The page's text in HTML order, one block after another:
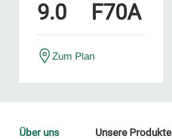
9.0 F70A
Zum Plan
Über uns Unsere Produkte